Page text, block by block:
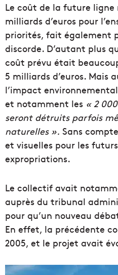
Le coût de la future ligne
milliards d’euros pour
priorités, fait également
discorde. D’autant plus
coût prévu était
5 milliards d’euros. Mais
l’impact
et notamment les « 2
seront détruits parfois
naturelles ». Sans
et visuelles pour les
expropriations.
Le collectif avait
auprès du tribunal
pour qu’un nouveau
En effet, la précédente
2005, et le projet avait